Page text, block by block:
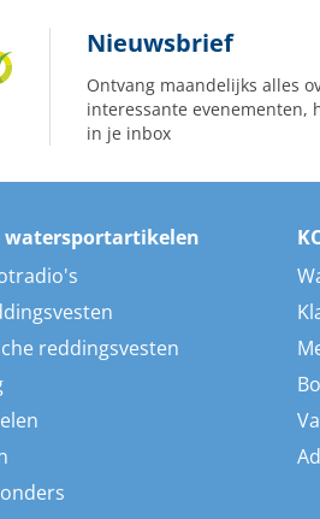
Nieuwsbrief
Ontvang maandelijks alles
interessante evenementen,
in je inbox
watersportartikelen
reddingsvesten